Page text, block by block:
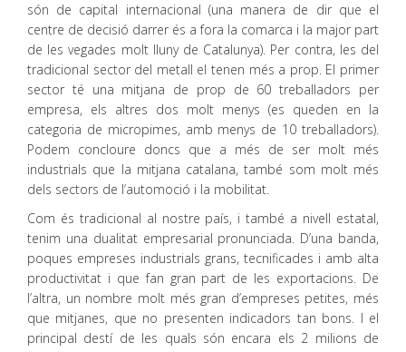
són de capital internacional (una manera de dir que el
centre de decisió darrer és a fora la comarca i la major part
de les vegades molt lluny de Catalunya). Per contra, les del
tradicional sector del metall el tenen més a prop. El primer
sector té una mitjana de prop de 60 treballadors per
empresa, els altres dos molt menys (es queden en la
categoria de micropimes, amb menys de 10 treballadors).
Podem concloure doncs que a més de ser molt més
industrials que la mitjana catalana, també som molt més
dels sectors de l’automoció i la mobilitat.
Com és tradicional al nostre país, i també a nivell estatal,
tenim una dualitat empresarial pronunciada. D’una banda,
poques empreses industrials grans, tecnificades i amb alta
productivitat i que fan gran part de les exportacions. De
l’altra, un nombre molt més gran d’empreses petites, més
que mitjanes, que no presenten indicadors tan bons. I el
principal destí de les quals són encara els 2 milions de